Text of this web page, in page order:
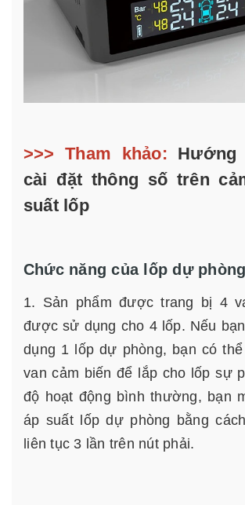
>>> Tham khảo: Hướng
cài đặt thông số trên
suất lốp
Chức năng của lốp dự phòng
1. Sản phẩm được trang bị 4
được sử dụng cho 4 lốp. Nếu
dụng 1 lốp dự phòng, bạn có
van cảm biến để lắp cho lốp sự
độ hoạt động bình thường, bạn
áp suất lốp dự phòng bằng
liên tục 3 lần trên nút phải.